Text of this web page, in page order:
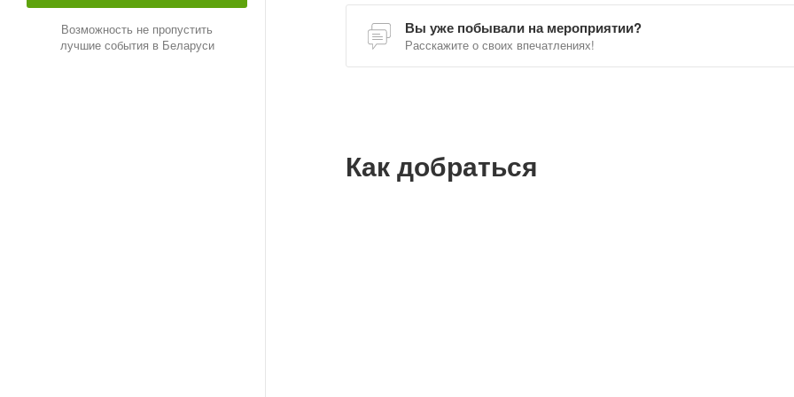
Возможность не пропустить
лучшие события в Беларуси
стране мечты, фантазии и чудес.
Выставка живых бабочек в непременно запомнится всем, поскольку
Загадочный мир природы приоткроет завесу тайны тем, кто решит
Вы уже побывали на мероприятии?
Расскажите о своих впечатлениях!
Как добраться